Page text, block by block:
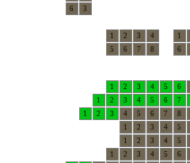
6
3
1 2 3 4 1
5
6 7 8 6
1 2 3 4 5 6
1
2 3 4 5 6 7
1
2 3 4 5 6 7 8
1
2 3 4 5
1
2 3 4 5
1
2 3 4 5 6